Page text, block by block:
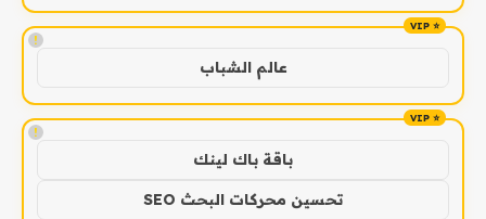
!
عالم الشباب
!
باقة باك لينك
تحسين محركات البحث SEO